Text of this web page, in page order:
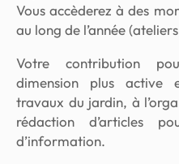
Vous accèderez à des
au long de l’année
Votre contribution
dimension plus active
travaux du jardin, à
rédaction d’articles
d’information.